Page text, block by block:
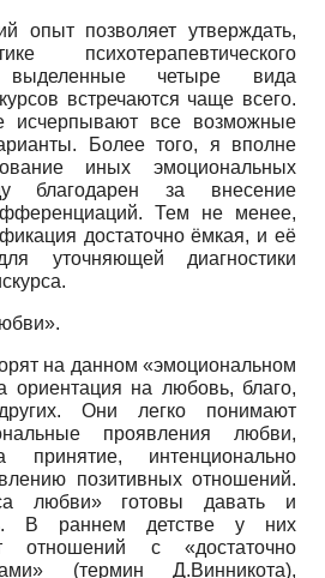
опыт позволяет утверждать,
выделенные четыре вида
встречаются чаще всего.
исчерпывают все возможные
Более того, я вполне
иных эмоциональных
благодарен за внесение
Тем не менее,
достаточно ёмкая, и её
уточняющей диагностики
на данном «эмоциональном
ориентация на любовь, благо,
Они легко понимают
проявления любви,
принятие, интенционально
позитивных отношений.
любви» готовы давать и
В раннем детстве у них
отношений с «достаточно
(термин Д.Винникота),